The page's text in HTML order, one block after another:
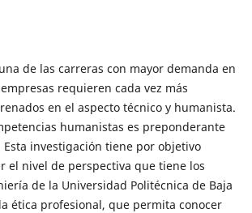
de las carreras con mayor demanda en
requieren cada vez más
en el aspecto técnico y humanista.
humanistas es preponderante
Esta investigación tiene por objetivo
el nivel de perspectiva que tiene los
de la Universidad Politécnica de Baja
ética profesional, que permita conocer